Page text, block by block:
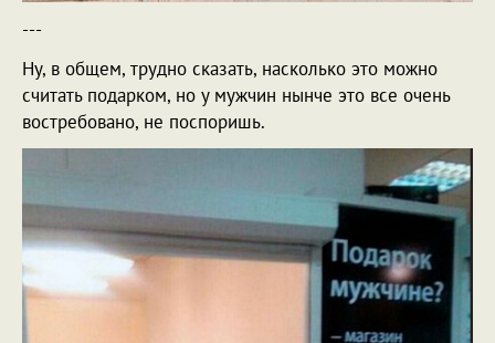
---
Ну, в общем, трудно сказать, насколько это можно
считать подарком, но у мужчин нынче это все очень
востребовано, не поспоришь.